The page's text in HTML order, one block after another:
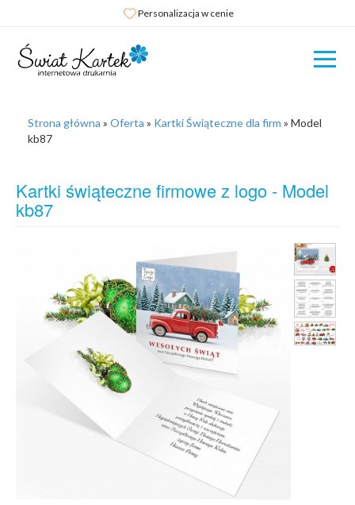
Personalizacja w cenie
Strona główna » Oferta » Kartki Świąteczne dla firm » Model
kb87
Kartki świąteczne firmowe z logo - Model
kb87